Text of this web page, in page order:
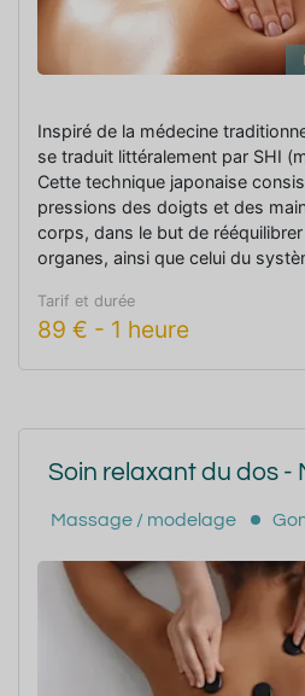
Inspiré de la médecine
se traduit littéralement par SHI
Cette technique japonaise
pressions des doigts et des
corps, dans le but de
organes, ainsi que celui du
Tarif et durée
89 € - 1 heure
Soin relaxant du dos -
Massage / modelage